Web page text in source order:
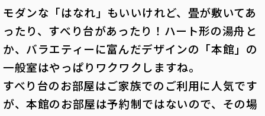
モダンな「はなれ」もいいけれど、畳が敷いてあ
ったり、すべり台があったり！ハート形の湯舟と
か、バラエティーに富んだデザインの「本館」の
一般室はやっぱりワクワクしますね。
すべり台のお部屋はご家族でのご利用に人気です
が、本館のお部屋は予約制ではないので、その場